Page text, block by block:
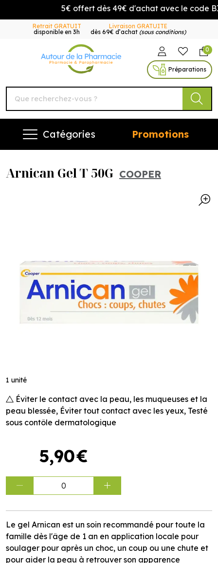
5€ offert dès 49€ d'achat avec le code
Retrait GRATUIT
disponible en 3h
Livraison GRATUITE
dès 69€ d’achat (sous conditions)
Autour de la Pharmacie
0
Préparations
Catégories Promotions
Arnican Gel T 50G COOPER
1 unité
Éviter le contact avec la peau, les muqueuses et la
peau blessée, Éviter tout contact avec les yeux, Testé
sous contôle dermatologique
5,90€
0
Le gel Arnican est un soin recommandé pour toute la
famille dès l'âge de 1 an en application locale pour
soulager pour après un choc, un coup ou une chute et
pour aider la peau à retrouver son apparence